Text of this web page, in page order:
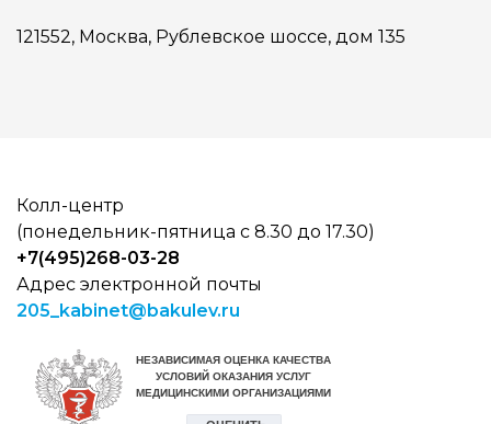
121552, Москва, Рублевское шоссе, дом 135
Колл-центр
(понедельник-пятница с 8.30 до 17.30)
+7(495)268-03-28
Адрес электронной почты
205_kabinet@bakulev.ru